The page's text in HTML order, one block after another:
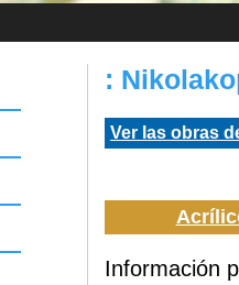
:
Ver las obras
Información